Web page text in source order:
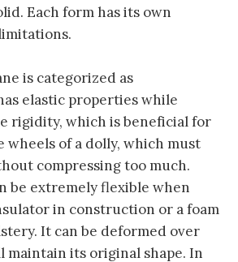
Each form has its own
is categorized as
elastic properties while
rigidity, which is beneficial for
wheels of a dolly, which must
compressing too much.
be extremely flexible when
in construction or a foam
It can be deformed over
maintain its original shape. In